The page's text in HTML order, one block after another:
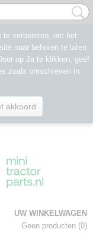
UW WINKELWAGEN
Geen producten (0)
verbeteren, om het
naar behoren te laten
op Ja te klikken, geef
zoals omschreven in
akkoord